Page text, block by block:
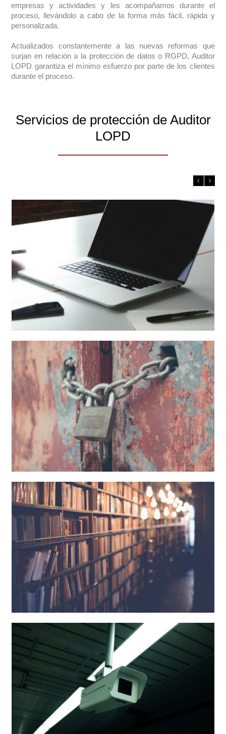
empresas y actividades y les acompañamos durante el
proceso, llevándolo a cabo de la forma más fácil, rápida y
personalizada.
Actualizados constantemente a las nuevas reformas que
surjan en relación a la protección de datos o RGPD, Auditor
LOPD garantiza el mínimo esfuerzo por parte de los clientes
durante el proceso.
Servicios de protección de Auditor
LOPD
Adecuación LSSICE
Adecuación LOPD completa
Avisos Legales, Política de Privacidad y de
Cookies